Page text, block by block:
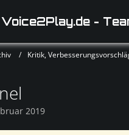
Voice2Play.de -
Kritik,
2019